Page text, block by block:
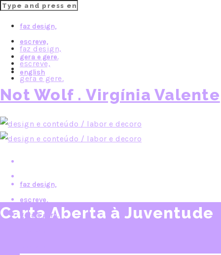
faz design,
escreve,
gera e gere.
english
english
português
faz design,
escreve,
gera e gere.
english
Not Wolf . Virgínia Valente
faz design,
escreve,
gera e gere.
Carta Aberta à Juventude